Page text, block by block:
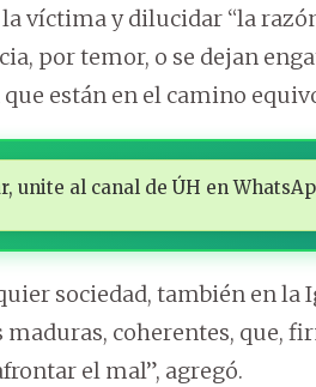
víctima y dilucidar “la
por temor, o se dejan
están en el camino
unite al canal de ÚH en
sociedad, también en la
coherentes, que,
el mal”, agregó.